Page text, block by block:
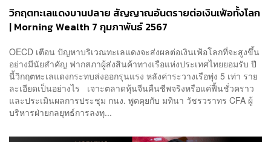
วิกฤตทะเลแดงบานปลาย สัญญาณอันตรายต่อเงินเฟ้อทั้งโลก
| Morning Wealth 7 กุมภาพันธ์ 2567
OECD เตือน ปัญหาบริเวณทะเลแดงจะส่งผลต่อเงินเฟ้อโลกที่จะสูงขึ้น
อย่างมีนัยสำคัญ ฟากสภาผู้ส่งสินค้าทางเรือแห่งประเทศไทยยอมรับ ปี
นี้วิกฤตทะเลแดงกระทบส่งออกรุนแรง หลังค่าระวางเรือพุ่ง 5 เท่า ราย
ละเอียดเป็นอย่างไร เจาะตลาดหุ้นจีนคืนชีพจริงหรือแค่ฟื้นชั่วคราว
และประเมินผลการประชุม กนง. พูดคุยกับ มทินา วัชรวราทร CFA ผู้
บริหารฝ่ายกลยุทธ์การลงทุ...